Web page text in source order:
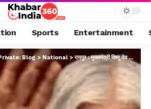
Sports Entertainment
Blog> National >रायपुर : मुख्यमंत्री विष्णु देव साय ने पूर्व राष्ट्रपति डॉ. कलाम की पुण्यतिथि पर उन्हें किया नमन…